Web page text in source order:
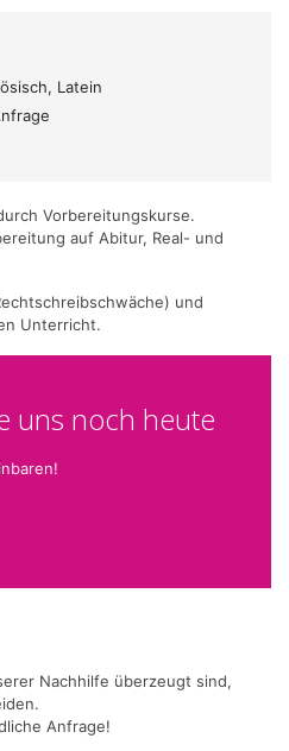
Latein
Vorbereitungskurse.
auf Abitur, Real- und
und
Unterricht.
uns noch heute
Nachhilfe überzeugt sind,
Anfrage!